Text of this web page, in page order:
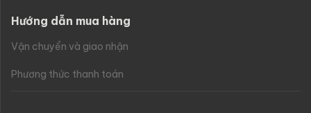
Hướng dẫn mua hàng
Vận chuyển và giao nhận
Phương thức thanh toán